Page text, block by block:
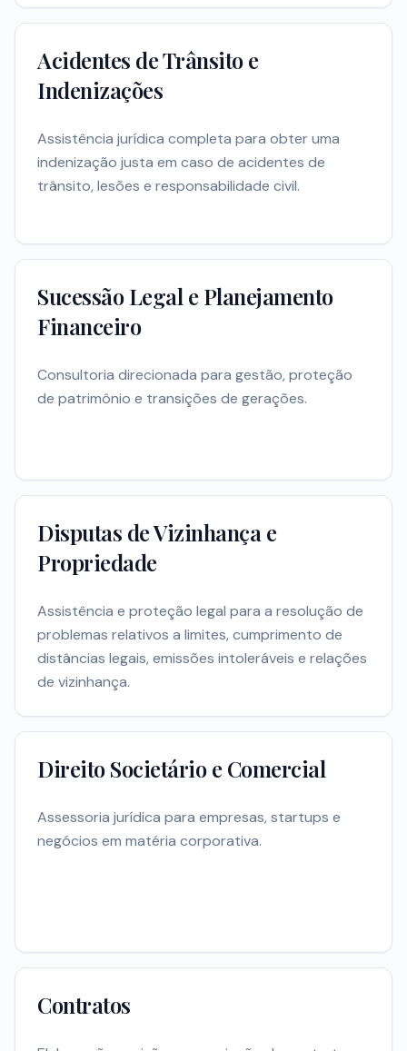
Acidentes de Trânsito e
Indenizações
Assistência jurídica completa para obter uma
indenização justa em caso de acidentes de
trânsito, lesões e responsabilidade civil.
Sucessão Legal e Planejamento
Financeiro
Consultoria direcionada para gestão, proteção
de patrimônio e transições de gerações.
Disputas de Vizinhança e
Propriedade
Assistência e proteção legal para a resolução de
problemas relativos a limites, cumprimento de
distâncias legais, emissões intoleráveis e relações
de vizinhança.
Direito Societário e Comercial
Assessoria jurídica para empresas, startups e
negócios em matéria corporativa.
Contratos